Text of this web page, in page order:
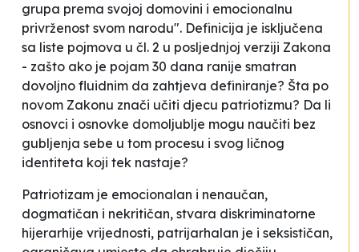
grupa prema svojoj domovini i emocionalnu
privrženost svom narodu". Definicija je isključena
sa liste pojmova u čl. 2 u posljednjoj verziji Zakona
- zašto ako je pojam 30 dana ranije smatran
dovoljno fluidnim da zahtjeva definiranje? Šta po
novom Zakonu znači učiti djecu patriotizmu? Da li
osnovci i osnovke domoljublje mogu naučiti bez
gubljenja sebe u tom procesu i svog ličnog
identiteta koji tek nastaje?
Patriotizam je emocionalan i nenaučan,
dogmatičan i nekritičan, stvara diskriminatorne
hijerarhije vrijednosti, patrijarhalan je i seksističan,